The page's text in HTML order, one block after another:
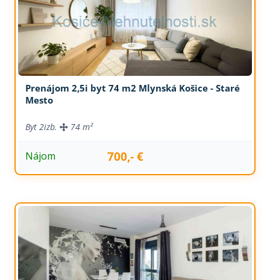
Prenájom 2,5i byt 74 m2 Mlynská Košice - Staré
Mesto
Byt 2izb. 74 m²
Nájom 700,- €